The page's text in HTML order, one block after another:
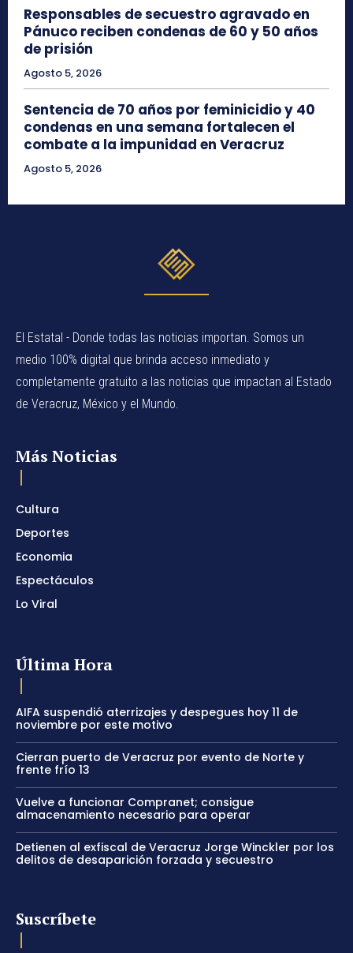
Responsables de secuestro agravado en
Pánuco reciben condenas de 60 y 50 años
de prisión
Agosto 5, 2026
Sentencia de 70 años por feminicidio y 40
condenas en una semana fortalecen el
combate a la impunidad en Veracruz
Agosto 5, 2026
El Estatal - Donde todas las noticias importan. Somos un
medio 100% digital que brinda acceso inmediato y
completamente gratuito a las noticias que impactan al Estado
de Veracruz, México y el Mundo.
Más Noticias
Cultura
Deportes
Economia
Espectáculos
Lo Viral
Última Hora
AIFA suspendió aterrizajes y despegues hoy 11 de
noviembre por este motivo
Cierran puerto de Veracruz por evento de Norte y
frente frío 13
Vuelve a funcionar Compranet; consigue
almacenamiento necesario para operar
Detienen al exfiscal de Veracruz Jorge Winckler por los
delitos de desaparición forzada y secuestro
Suscríbete